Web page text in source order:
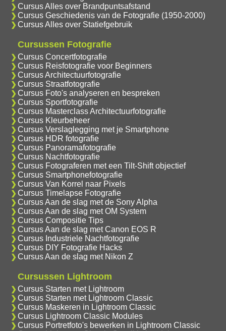
Cursus Alles over Brandpuntsafstand
Cursus Geschiedenis van de Fotografie (1950-2000)
Cursus Alles over Statiefgebruik
Cursussen Fotografie
Cursus Concertfotografie
Cursus Reisfotografie voor Beginners
Cursus Architectuurfotografie
Cursus Straatfotografie
Cursus Foto's analyseren en bespreken
Cursus Sportfotografie
Cursus Masterclass Architectuurfotografie
Cursus Kleurbeheer
Cursus Verslaglegging met je Smartphone
Cursus HDR fotografie
Cursus Panoramafotografie
Cursus Nachtfotografie
Cursus Fotograferen met een Tilt-Shift objectief
Cursus Smartphonefotografie
Cursus Van Korrel naar Pixels
Cursus Timelapse Fotografie
Cursus Aan de slag met de Sony Alpha
Cursus Aan de slag met OM System
Cursus Compositie Tips
Cursus Aan de slag met Canon EOS R
Cursus Industriele Nachtfotografie
Cursus DIY Fotografie Hacks
Cursus Aan de slag met Nikon Z
Cursussen Lightroom
Cursus Starten met Lightroom
Cursus Starten met Lightroom Classic
Cursus Maskeren in Lightroom Classic
Cursus Lightroom Classic Modules
Cursus Portretfoto's bewerken in Lightroom Classic